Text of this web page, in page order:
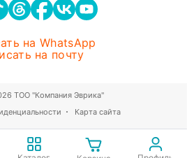
на WhatsApp
на почту
Карта сайта
ТОО "Компания Эврика"